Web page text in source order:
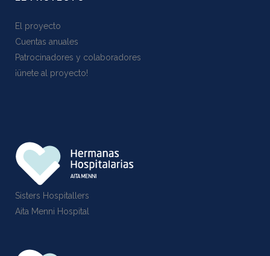
El proyecto
Cuentas anuales
Patrocinadores y colaboradores
¡ünete al proyecto!
Sisters Hospitallers
Aita Menni Hospital